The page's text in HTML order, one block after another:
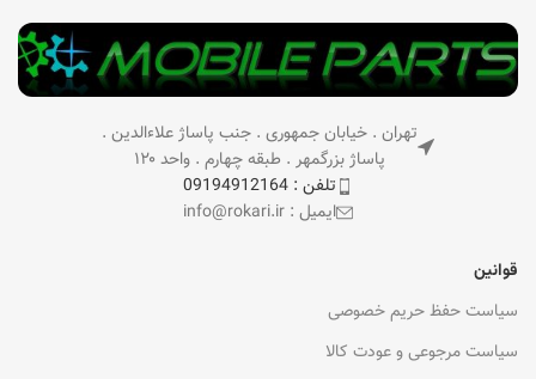
تهران . خیابان جمهوری . جنب پاساژ علاءالدین .
پاساژ بزرگمهر . طبقه چهارم . واحد ۱۲۰
تلفن : 09194912164
ایمیل : info@rokari.ir
قوانین
سیاست حفظ حریم خصوصی
سیاست مرجوعی و عودت کالا